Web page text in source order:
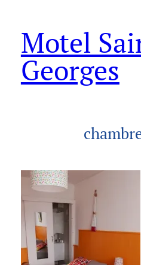
contenuMotel
Georges